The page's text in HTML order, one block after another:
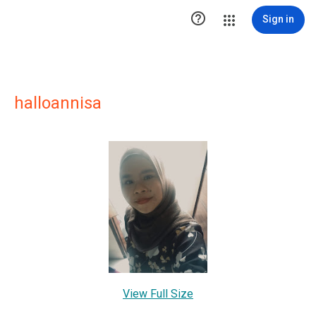
 Sign in
halloannisa
View Full Size